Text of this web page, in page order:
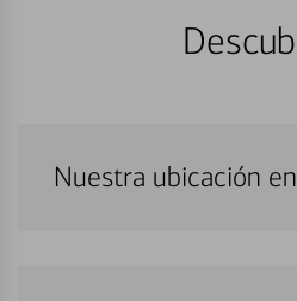
Nuestra ubicación